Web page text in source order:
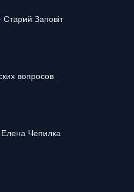
Старий Заповіт
вопросов
Чепилка